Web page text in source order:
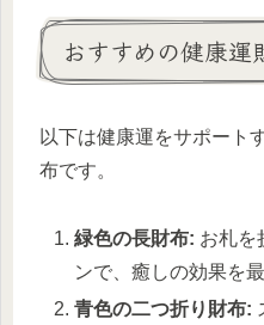
おすすめの健康運
以下は健康運をサポート
布です。
緑色の長財布: お札を
ンで、癒しの効果を最
青色の二つ折り財布: